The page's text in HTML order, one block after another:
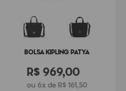
BOLSA KIPLING PATYA
R$ 969,00
ou 6x de R$ 161,50